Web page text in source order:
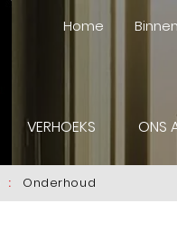
Home
VERHOEKS ONS
Onderhoud